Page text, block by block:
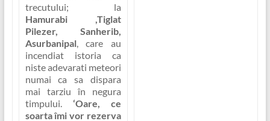
trecutului; la
Hamurabi ,Tiglat
Pilezer, Sanherib,
Asurbanipal, care au
incendiat istoria ca
niste adevarati meteori
numai ca sa dispara
mai tarziu în negura
timpului. ‘Oare, ce
soarta îmi vor rezerva